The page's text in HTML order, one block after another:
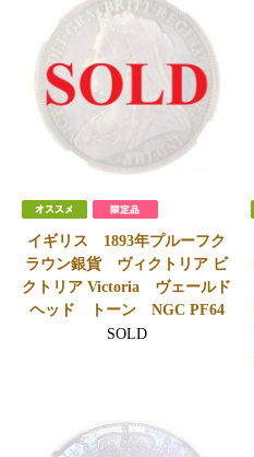
イギリス 1893年プルーフク
ラウン銀貨 ヴィクトリア ビ
クトリア Victoria ヴェールド
ヘッド トーン NGC PF64
SOLD